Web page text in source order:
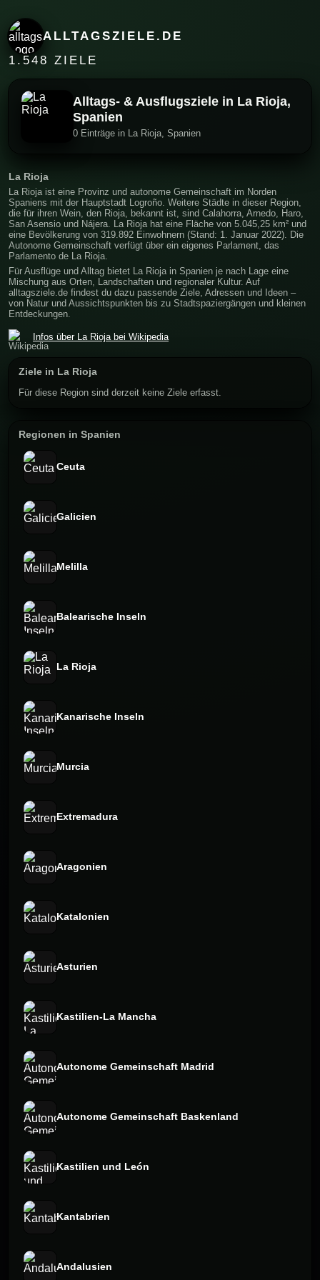
ALLTAGSZIELE.DE
1.548 ZIELE
Alltags- & Ausflugsziele in La Rioja,
Spanien
0 Einträge in La Rioja, Spanien
La Rioja
La Rioja ist eine Provinz und autonome Gemeinschaft im Norden
Spaniens mit der Hauptstadt Logroño. Weitere Städte in dieser Region,
die für ihren Wein, den Rioja, bekannt ist, sind Calahorra, Arnedo, Haro,
San Asensio und Nájera. La Rioja hat eine Fläche von 5.045,25 km² und
eine Bevölkerung von 319.892 Einwohnern (Stand: 1. Januar 2022). Die
Autonome Gemeinschaft verfügt über ein eigenes Parlament, das
Parlamento de La Rioja.
Für Ausflüge und Alltag bietet La Rioja in Spanien je nach Lage eine
Mischung aus Orten, Landschaften und regionaler Kultur. Auf
alltagsziele.de findest du dazu passende Ziele, Adressen und Ideen –
von Natur und Aussichtspunkten bis zu Stadtspaziergängen und kleinen
Entdeckungen.
Infos über La Rioja bei Wikipedia
Ziele in La Rioja
Für diese Region sind derzeit keine Ziele erfasst.
Regionen in Spanien
Ceuta
Galicien
Melilla
Balearische Inseln
La Rioja
Kanarische Inseln
Murcia
Extremadura
Aragonien
Katalonien
Asturien
Kastilien-La Mancha
Autonome Gemeinschaft Madrid
Autonome Gemeinschaft Baskenland
Kastilien und León
Kantabrien
Andalusien